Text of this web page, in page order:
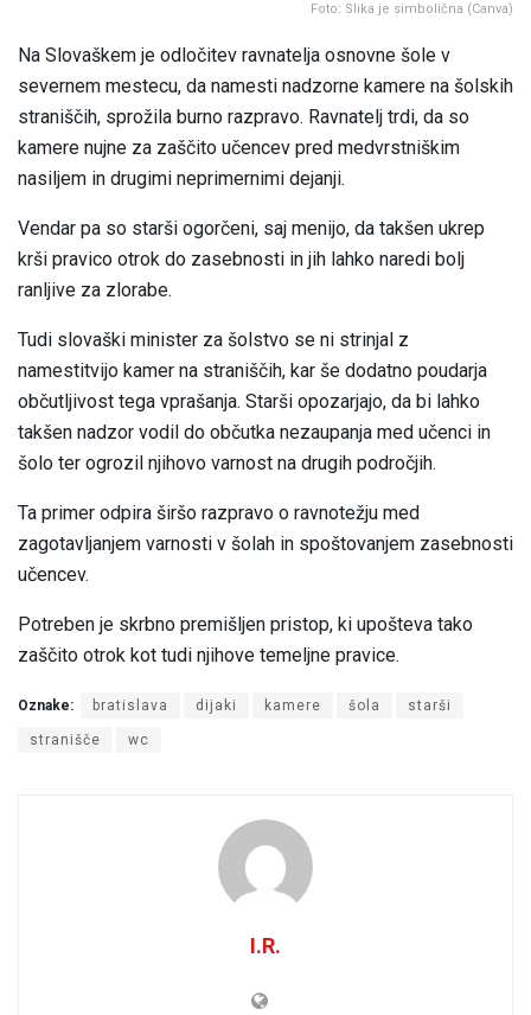
Foto: Slika je simbolična (Canva)
Na Slovaškem je odločitev ravnatelja osnovne šole v
severnem mestecu, da namesti nadzorne kamere na šolskih
straniščih, sprožila burno razpravo. Ravnatelj trdi, da so
kamere nujne za zaščito učencev pred medvrstniškim
nasiljem in drugimi neprimernimi dejanji.
Vendar pa so starši ogorčeni, saj menijo, da takšen ukrep
krši pravico otrok do zasebnosti in jih lahko naredi bolj
ranljive za zlorabe.
Tudi slovaški minister za šolstvo se ni strinjal z
namestitvijo kamer na straniščih, kar še dodatno poudarja
občutljivost tega vprašanja. Starši opozarjajo, da bi lahko
takšen nadzor vodil do občutka nezaupanja med učenci in
šolo ter ogrozil njihovo varnost na drugih področjih.
Ta primer odpira širšo razpravo o ravnotežju med
zagotavljanjem varnosti v šolah in spoštovanjem zasebnosti
učencev.
Potreben je skrbno premišljen pristop, ki upošteva tako
zaščito otrok kot tudi njihove temeljne pravice.
Oznake: bratislava dijaki kamere šola starši
stranišče wc
I.R.